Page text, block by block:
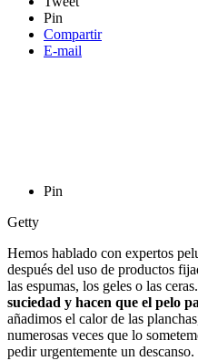
Pin
Compartir
E-mail
Pin
Getty
Hemos hablado con expertos
después del uso de productos
las espumas, los geles o las
suciedad y hacen que el pelo
añadimos el calor de las
numerosas veces que lo
pedir urgentemente un descanso.